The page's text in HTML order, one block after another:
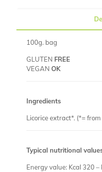
100g. bag
GLUTEN FREE
VEGAN OK
Ingredients
Licorice extract*. (*=
Typical nutritional
Energy value: Kcal 320 –